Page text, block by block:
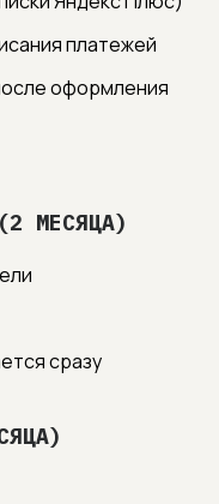
платежей
оформления
МЕСЯЦА)
сразу